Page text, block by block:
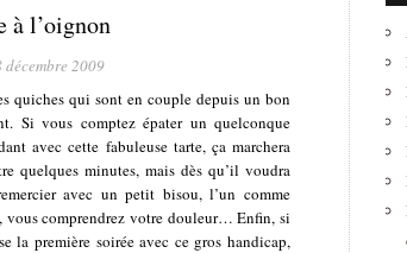
à l’oignon
2009
quiches qui sont en couple depuis un bon
Si vous comptez épater un quelconque
avec cette fabuleuse tarte, ça marchera
quelques minutes, mais dès qu’il voudra
avec un petit bisou, l’un comme
vous comprendrez votre douleur… Enfin, si
la première soirée avec ce gros handicap,